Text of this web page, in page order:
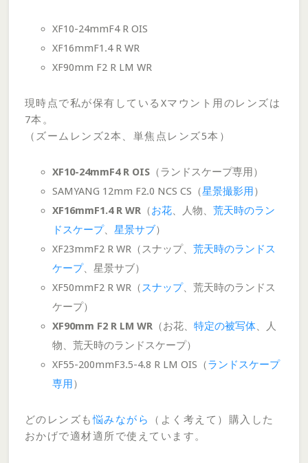
XF10-24mmF4 R OIS
XF16mmF1.4 R WR
XF90mm F2 R LM WR
現時点で私が保有しているXマウント用のレンズは
7本。
（ズームレンズ2本、単焦点レンズ5本）
XF10-24mmF4 R OIS（ランドスケープ専用）
SAMYANG 12mm F2.0 NCS CS（星景撮影用）
XF16mmF1.4 R WR（お花、人物、 荒天時のラン
ドスケープ、 星景サブ）
XF23mmF2 R WR（スナップ、 荒天時のランドス
ケープ、星景サブ）
XF50mmF2 R WR（スナップ、荒天時のランドス
ケープ）
XF90mm F2 R LM WR（お花、 特定の被写体、人
物、荒天時のランドスケープ）
XF55-200mmF3.5-4.8 R LM OIS（ランドスケープ
専用）
どのレンズも悩みながら
（よく考えて）購入した
おかげで適材適所で使えています。